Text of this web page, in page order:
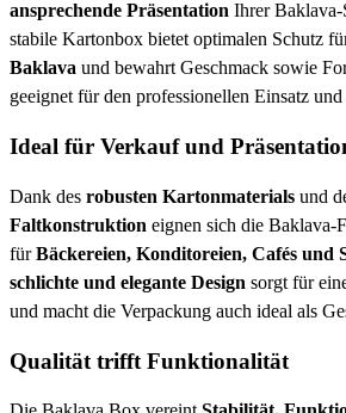
ansprechende Präsentation Ihrer
stabile Kartonbox bietet optimalen Schutz
Baklava und bewahrt Geschmack sowie
geeignet für den professionellen Einsatz
Ideal für Verkauf und
Dank des robusten Kartonmaterials und
Faltkonstruktion eignen sich die Baklava-
fürBäckereien, Konditoreien, Cafés und
schlichte und elegante Design sorgt für
und macht die Verpackung auch ideal als
Qualität trifft Funktionalität